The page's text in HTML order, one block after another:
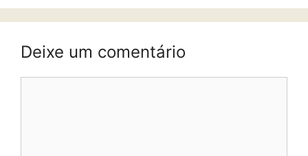
Deixe um comentário